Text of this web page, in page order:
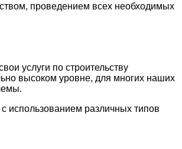
проведением всех необходимых
услуги по строительству
высоком уровне, для многих наших
использованием различных типов